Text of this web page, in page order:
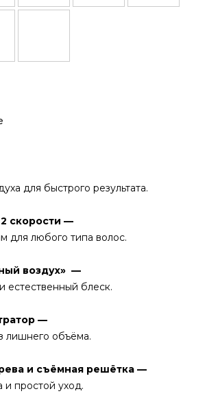
для быстрого результата.
скорости —
для любого типа волос.
воздух» —
естественный блеск.
—
лишнего объёма.
и съёмная решётка —
и простой уход.